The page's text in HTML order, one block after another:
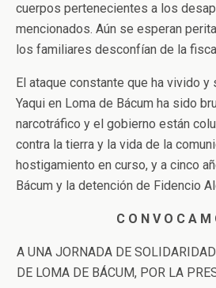
cuerpos pertenecientes a los
mencionados. Aún se esperan
los familiares desconfían de la
El ataque constante que ha vivido y
Yaqui en Loma de Bácum ha sido
narcotráfico y el gobierno están
contra la tierra y la vida de la
hostigamiento en curso, y a cinco
Bácum y la detención de Fidencio
C O N V O C A M
A UNA JORNADA DE
DE LOMA DE BÁCUM, POR LA